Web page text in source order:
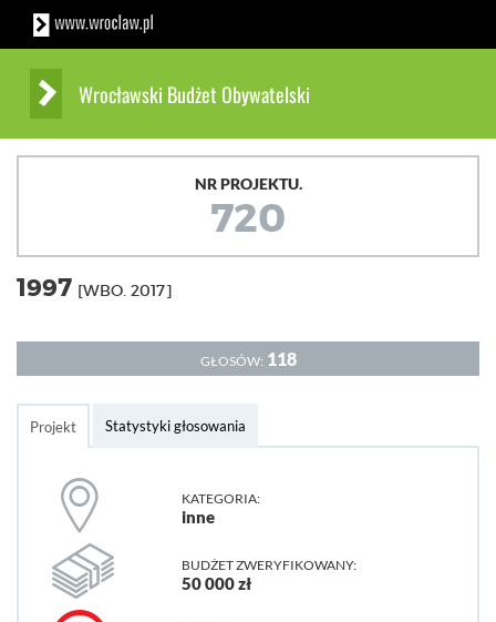
Wrocławski Budżet Obywatelski
NR PROJEKTU.
720
1997 [WBO. 2017]
GŁOSÓW: 118
Projekt Statystyki głosowania
KATEGORIA:
inne
BUDŻET ZWERYFIKOWANY:
50 000 zł